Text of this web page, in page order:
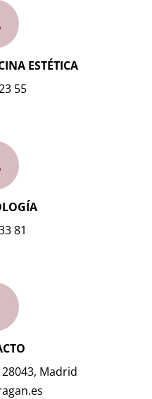
ESTÉTICA
55
81
Madrid